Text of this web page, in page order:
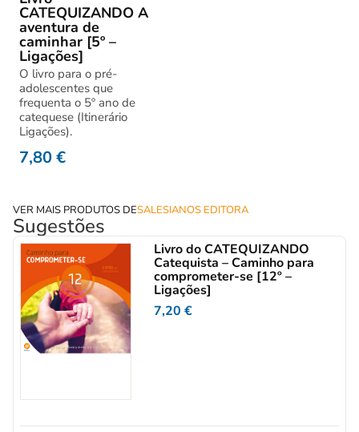
CATEQUIZANDO A
aventura de
caminhar [5º –
Ligações]
O livro para o pré-
adolescentes que
frequenta o 5º ano de
catequese (Itinerário
Ligações).
7,80€
VER MAIS PRODUTOS DESALESIANOS EDITORA
Sugestões
Livro do CATEQUIZANDO
Catequista – Caminho para
comprometer-se [12º –
Ligações]
7,20€